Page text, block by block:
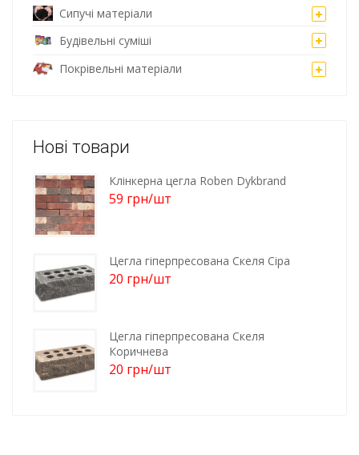
Сипучі матеріали
Будівельні суміші
Покрівельні матеріали
Нові товари
Клінкерна цегла Roben Dykbrand
59 грн/шт
Цегла гіперпресована Скеля Сіра
20 грн/шт
Цегла гіперпресована Скеля
Коричнева
20 грн/шт